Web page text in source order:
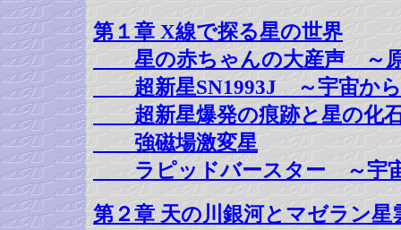
第１章 X線で探る星の世界
星の赤ちゃんの大産声 ～原
超新星SN1993J ～宇宙から
超新星爆発の痕跡と星の化
強磁場激変星
ラピッドバースター ～宇宙
第２章 天の川銀河とマゼラン星